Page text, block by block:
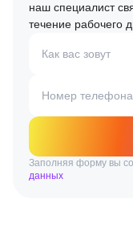
наш специалист
течение рабочего
Как вас зовут
Номер телефона
Заполняя форму вы
данных